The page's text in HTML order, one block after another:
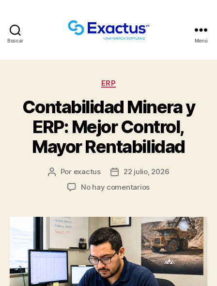
Buscar Menú
ERP
Contabilidad Minera y
ERP: Mejor Control,
Mayor Rentabilidad
Por exactus
22 julio, 2026
No hay comentarios